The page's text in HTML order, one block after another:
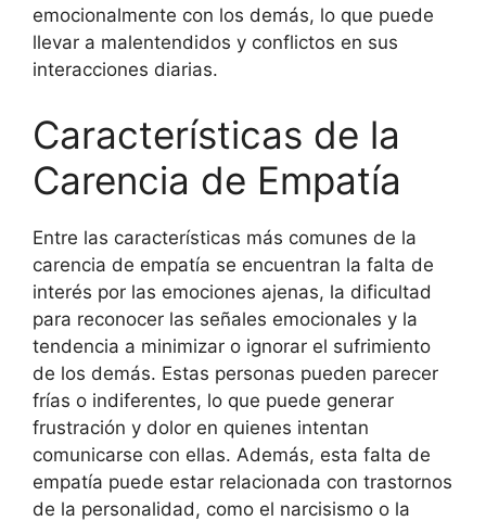
emocionalmente con los demás, lo que puede
llevar a malentendidos y conflictos en sus
interacciones diarias.
Características de la
Carencia de Empatía
Entre las características más comunes de la
carencia de empatía se encuentran la falta de
interés por las emociones ajenas, la dificultad
para reconocer las señales emocionales y la
tendencia a minimizar o ignorar el sufrimiento
de los demás. Estas personas pueden parecer
frías o indiferentes, lo que puede generar
frustración y dolor en quienes intentan
comunicarse con ellas. Además, esta falta de
empatía puede estar relacionada con trastornos
de la personalidad, como el narcisismo o la